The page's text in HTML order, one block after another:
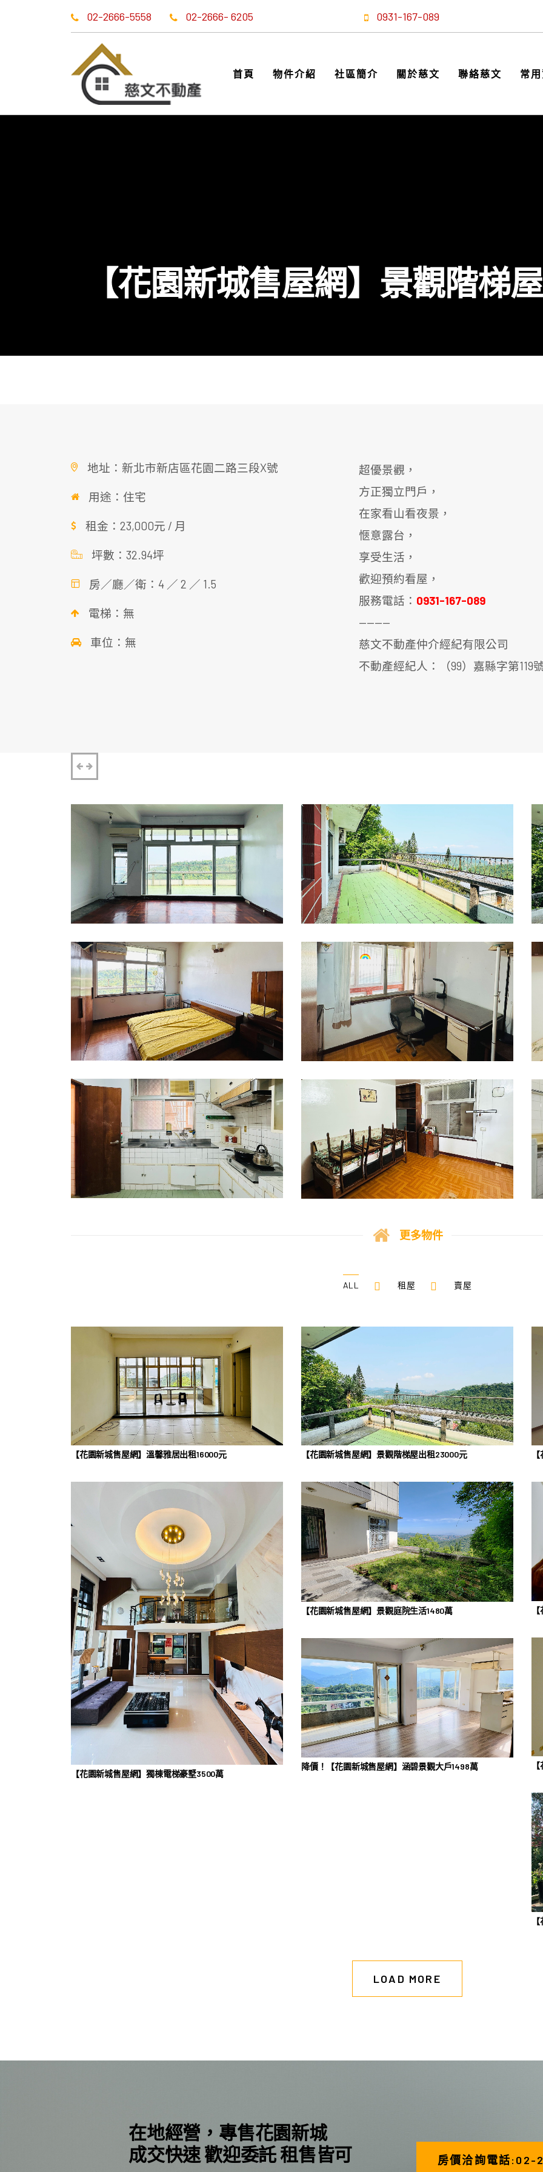
02-2666-5558 02-2666- 6205 0931-167-089
首頁 物件介紹 社區簡介 關於慈文 聯絡慈文 常
【花園新城售屋網】景觀階梯
地址：新北市新店區花園二路三段X號
用途：住宅
租金：23,000元 / 月
坪數：32.94坪
房／廳／衛：4 ／ 2 ／ 1.5
電梯：無
車位：無
超優景觀，
方正獨立門戶，
在家看山看夜景，
愜意露台，
享受生活，
歡迎預約看屋，
服務電話： 0931-167-089
————
慈文不動產仲介經紀有限公司
不動產經紀人：（99）嘉縣字第119
更多物件
ALL 租屋 賣屋
【花園新城售屋網】溫馨雅居出租16000元 【花園新城售屋網】景觀階梯屋出租23000元
【花園新城售屋網】獨棟電梯豪墅3500萬
【花園新城售屋網】景觀庭院生活1480萬
降價！【花園新城售屋網】涵碧景觀大戶1498萬
LOAD MORE
在地經營，專售花園新城
成交快速 歡迎委託 租售皆可
房價洽詢電話